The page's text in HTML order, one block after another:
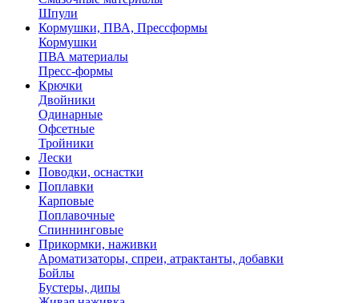
Шпули
Кормушки, ПВА, Прессформы
Кормушки
ПВА материалы
Пресс-формы
Крючки
Двойники
Одинарные
Офсетные
Тройники
Лески
Поводки, оснастки
Поплавки
Карповые
Поплавочные
Спиннинговые
Прикормки, наживки
Ароматизаторы, спреи, атрактанты, добавки
Бойлы
Бустеры, дипы